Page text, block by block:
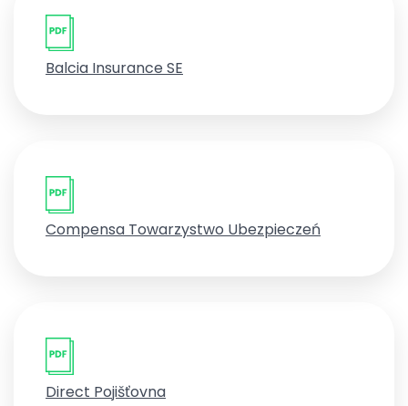
Balcia Insurance SE
Compensa Towarzystwo Ubezpieczeń
Direct Pojišťovna